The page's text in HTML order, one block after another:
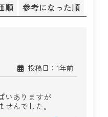
順 参考になった順
投稿日：1年前
いありますが
んでした。